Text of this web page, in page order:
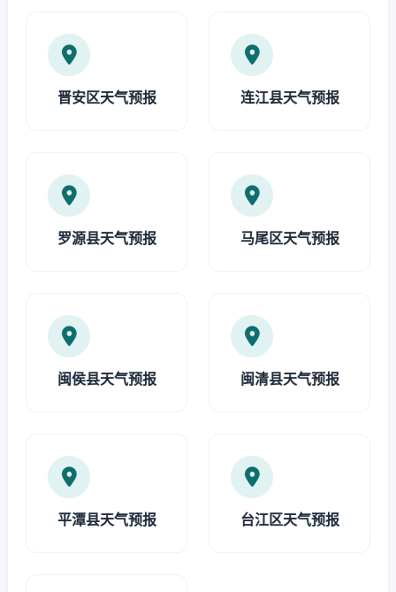
晋安区天气预报 连江县天气预报
罗源县天气预报 马尾区天气预报
闽侯县天气预报 闽清县天气预报
平潭县天气预报 台江区天气预报